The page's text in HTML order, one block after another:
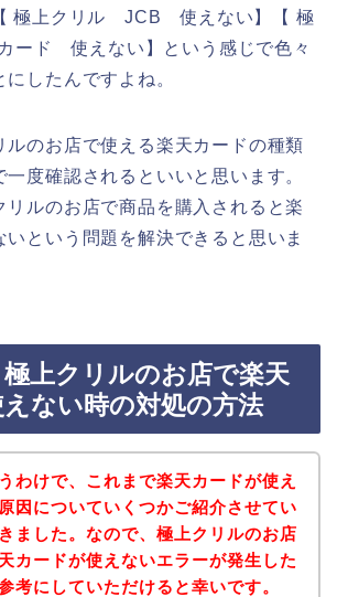
極上クリル JCB 使えない】【 極
ード 使えない】という感じで色々
したんですよね。
ルのお店で使える楽天カードの種類
一度確認されるといいと思います。
リルのお店で商品を購入されると楽
いという問題を解決できると思いま
極上クリルのお店で楽天
ない時の対処の方法
わけで、これまで楽天カードが使え
因についていくつかご紹介させてい
ました。なので、極上クリルのお店
カードが使えないエラーが発生した
考にしていただけると幸いです。